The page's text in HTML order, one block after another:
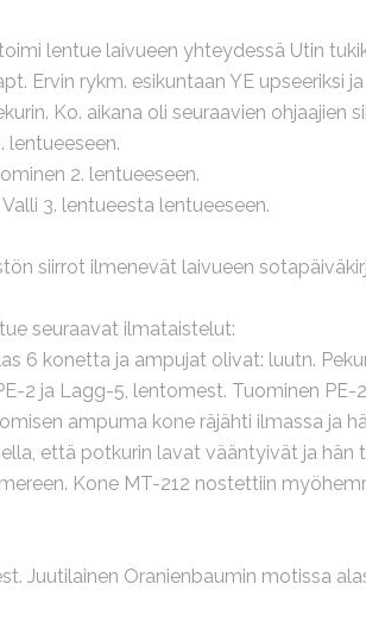
lentue laivueen yhteydessä Utin
Ervin rykm. esikuntaan YE upseeriksi
Ko. aikana oli seuraavien ohjaajien
lentueeseen.
2. lentueeseen.
Valli 3. lentueesta lentueeseen.
siirrot ilmenevät laivueen
seuraavat ilmataistelut:
6 konetta ja ampujat olivat: luutn.
2 ja Lagg-5, lentomest. Tuominen PE-
ampuma kone räjähti ilmassa ja
että potkurin lavat vääntyivät ja hän
Kone MT-212 nostettiin
Juutilainen Oranienbaumin motissa